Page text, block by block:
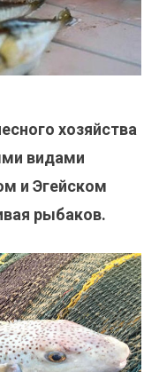
хозяйства
видами
и Эгейском
рыбаков.